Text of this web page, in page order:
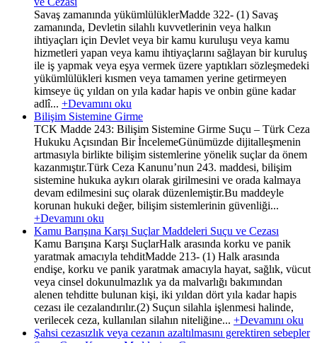
Savaş zamanında yükümlülüklerMadde 322- (1) Savaş
zamanında, Devletin silahlı kuvvetlerinin veya halkın
ihtiyaçları için Devlet veya bir kamu kuruluşu veya kamu
hizmetleri yapan veya kamu ihtiyaçlarını sağlayan bir kuruluş
ile iş yapmak veya eşya vermek üzere yaptıkları sözleşmedeki
yükümlülükleri kısmen veya tamamen yerine getirmeyen
kimseye üç yıldan on yıla kadar hapis ve onbin güne kadar
adlî... +Devamını oku
Bilişim Sistemine Girme
TCK Madde 243: Bilişim Sistemine Girme Suçu – Türk Ceza
Hukuku Açısından Bir İncelemeGünümüzde dijitalleşmenin
artmasıyla birlikte bilişim sistemlerine yönelik suçlar da önem
kazanmıştır.Türk Ceza Kanunu’nun 243. maddesi, bilişim
sistemine hukuka aykırı olarak girilmesini ve orada kalmaya
devam edilmesini suç olarak düzenlemiştir.Bu maddeyle
korunan hukuki değer, bilişim sistemlerinin güvenliği...
+Devamını oku
Kamu Barışına Karşı Suçlar Maddeleri Suçu ve Cezası
Kamu Barışına Karşı SuçlarHalk arasında korku ve panik
yaratmak amacıyla tehditMadde 213- (1) Halk arasında
endişe, korku ve panik yaratmak amacıyla hayat, sağlık, vücut
veya cinsel dokunulmazlık ya da malvarlığı bakımından
alenen tehditte bulunan kişi, iki yıldan dört yıla kadar hapis
cezası ile cezalandırılır.(2) Suçun silahla işlenmesi halinde,
verilecek ceza, kullanılan silahın niteliğine... +Devamını oku
Şahsi cezasızlık veya cezanın azaltılmasını gerektiren sebepler